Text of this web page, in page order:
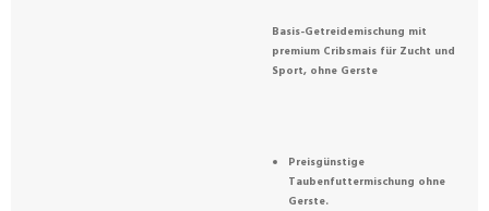
Basis-Getreidemischung mit
premium Cribsmais für Zucht und
Sport, ohne Gerste
Preisgünstige
Taubenfuttermischung ohne
Gerste.